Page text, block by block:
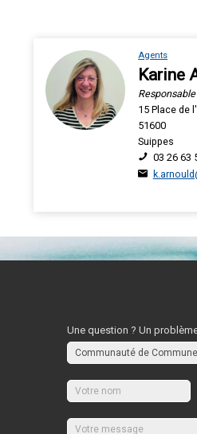
Agents
Karine
15 Place de
51600
Suippes
03 26 63
Une question ? Un